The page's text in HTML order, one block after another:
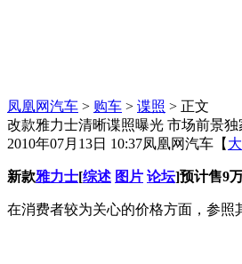
凤凰网汽车 > 购车 > 谍照 > 正文
改款雅力士清晰谍照曝光 市场前景独
2010年07月13日 10:37凤凰网汽车 【 大
新款雅力士[综述 图片 论坛]预计售9
在消费者较为关心的价格方面，参照